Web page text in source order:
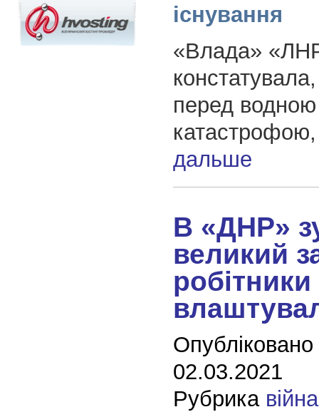
існування
«Влада»
перед водною
дальше
В «ДНР»
великий
робітники
02.03.2021
Рубрика війна